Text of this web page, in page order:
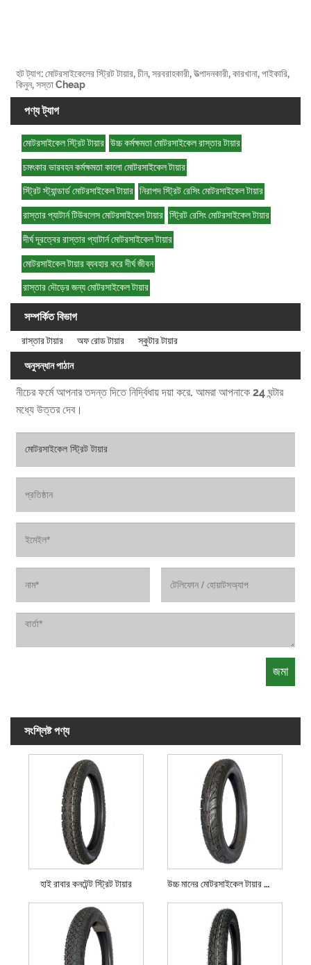
হট ট্যাগ: মোটরসাইকেলের স্ট্রিট টায়ার, চীন, সরবরাহকারী, উত্পাদনকারী, কারখানা, পাইকারি,
কিনুন, সস্তা Cheap
পণ্য ট্যাগ
মোটরসাইকেল স্ট্রিট টায়ার উচ্চ কর্মক্ষমতা মোটরসাইকেল রাস্তার টায়ার
চমৎকার ভারবহন কর্মক্ষমতা কালো মোটরসাইকেল টায়ার
স্ট্রিট স্ট্যান্ডার্ড মোটরসাইকেল টায়ার নিরাপদ স্ট্রিট রেসিং মোটরসাইকেল টায়ার
রাস্তার প্যাটার্ন টিউবলেস মোটরসাইকেল টায়ার স্ট্রিট রেসিং মোটরসাইকেল টায়ার
দীর্ঘ দূরত্বের রাস্তার প্যাটার্ন মোটরসাইকেল টায়ার
মোটরসাইকেল টায়ার ব্যবহার করে দীর্ঘ জীবন
রাস্তার দৌড়ের জন্য মোটরসাইকেল টায়ার
সম্পর্কিত বিভাগ
রাস্তার টায়ার অফ রোড টায়ার স্কুটার টায়ার
অনুসন্ধান পাঠান
নীচের ফর্মে আপনার তদন্ত দিতে নির্দ্বিধায় দয়া করে. আমরা আপনাকে 24 ঘন্টার
মধ্যে উত্তর দেব।
সংশ্লিষ্ট পণ্য
হাই রাবার কনটেন্ট স্ট্রিট টায়ার উচ্চ মানের মোটরসাইকেল টায়ার স্ট্রিট টায়ার